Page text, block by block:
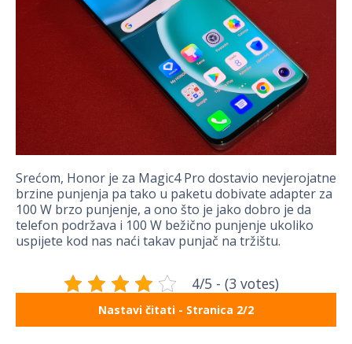
Srećom, Honor je za Magic4 Pro dostavio nevjerojatne
brzine punjenja pa tako u paketu dobivate adapter za
100 W brzo punjenje, a ono što je jako dobro je da
telefon podržava i 100 W bežično punjenje ukoliko
uspijete kod nas naći takav punjač na tržištu.
4/5 - (3 votes)
Nastavi čitati - Stranica 2/2